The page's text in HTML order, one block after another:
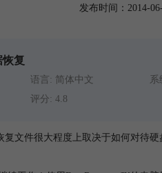
发布时间：2014-
恢复
语言: 简体中文
系
评分: 4.8
复文件很大程度上取决于如何对待